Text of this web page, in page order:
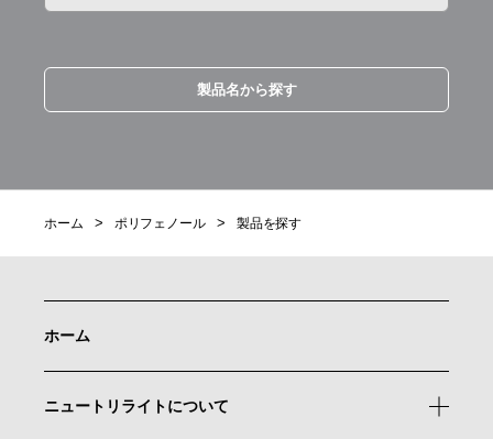
製品名から探す
ホーム ポリフェノール 製品を探す
ホーム
ニュートリライトについて